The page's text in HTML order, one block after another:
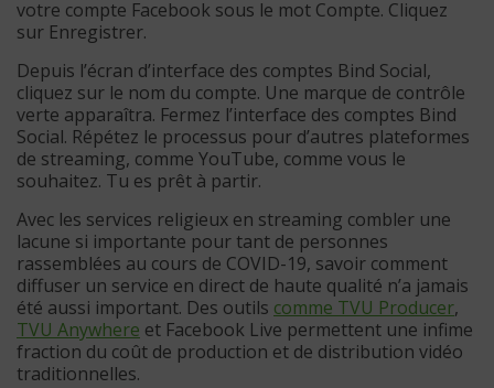
votre compte Facebook sous le mot Compte. Cliquez
sur Enregistrer.
Depuis l’écran d’interface des comptes Bind Social,
cliquez sur le nom du compte. Une marque de contrôle
verte apparaîtra. Fermez l’interface des comptes Bind
Social. Répétez le processus pour d’autres plateformes
de streaming, comme YouTube, comme vous le
souhaitez. Tu es prêt à partir.
Avec les services religieux en streaming combler une
lacune si importante pour tant de personnes
rassemblées au cours de COVID-19, savoir comment
diffuser un service en direct de haute qualité n’a jamais
été aussi important. Des outils comme TVU Producer,
TVU Anywhere et Facebook Live permettent une infime
fraction du coût de production et de distribution vidéo
traditionnelles.